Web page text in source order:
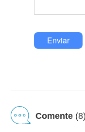
Enviar
Comente (8)